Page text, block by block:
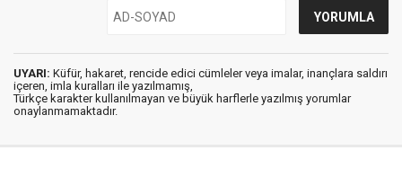
UYARI: Küfür, hakaret, rencide edici cümleler veya imalar, inançlara saldırı
içeren, imla kuralları ile yazılmamış,
Türkçe karakter kullanılmayan ve büyük harflerle yazılmış yorumlar
onaylanmamaktadır.